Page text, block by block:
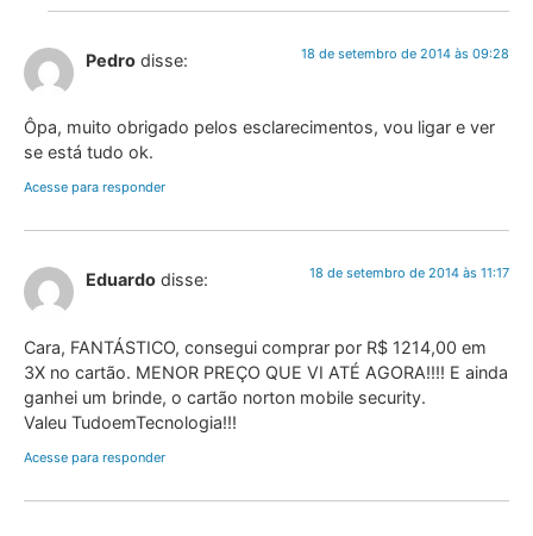
Pedro disse: 18 de setembro de 2014 às 09:28
Ôpa, muito obrigado pelos esclarecimentos, vou ligar e ver
se está tudo ok.
Acesse para responder
Eduardo disse: 18 de setembro de 2014 às 11:17
Cara, FANTÁSTICO, consegui comprar por R$ 1214,00 em
3X no cartão. MENOR PREÇO QUE VI ATÉ AGORA!!!! E ainda
ganhei um brinde, o cartão norton mobile security.
Valeu TudoemTecnologia!!!
Acesse para responder